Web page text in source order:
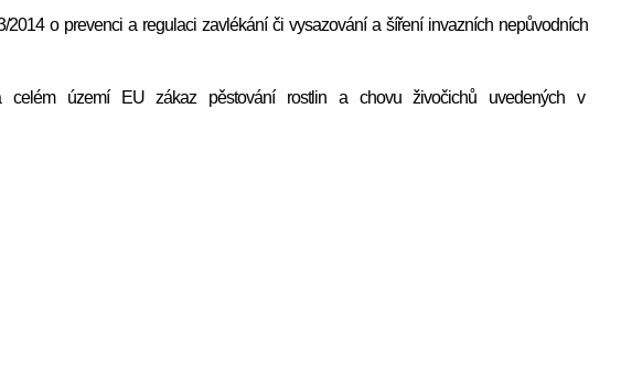
o prevenci a regulaci zavlékání či vysazování a šíření invazních nepůvodních
území EU zákaz pěstování rostlin a chovu živočichů uvedených v